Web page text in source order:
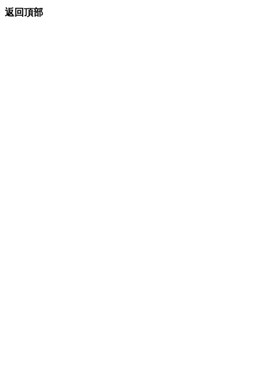
返回頂部